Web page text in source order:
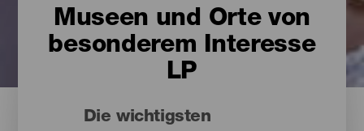
Museen und Orte von
besonderem Interesse
LP
Die wichtigsten